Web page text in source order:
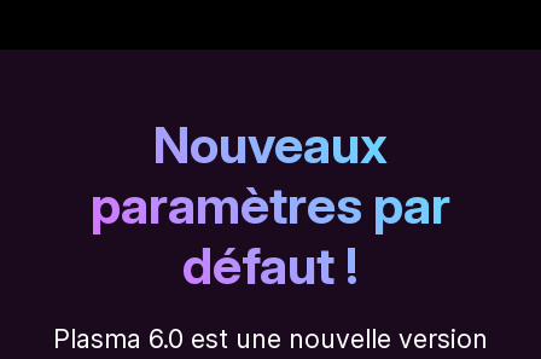
Nouveaux
paramètres par
défaut !
Plasma 6.0 est une nouvelle version